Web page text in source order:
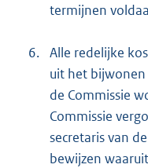
termijnen
6. Alle redelijke
uit het bijwonen
de Commissie
Commissie
secretaris van
bewijzen